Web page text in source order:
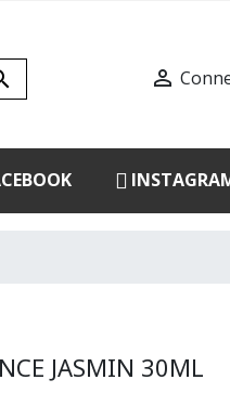

JASMIN 30ML